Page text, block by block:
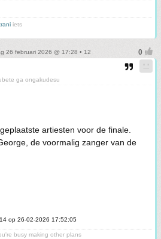
iets
26 februari 2026 @ 17:28 • 12
ga ongakudesu
artiesten voor de finale.
de voormalig zanger van de
op 26-02-2026 17:52:05
busy making other plans